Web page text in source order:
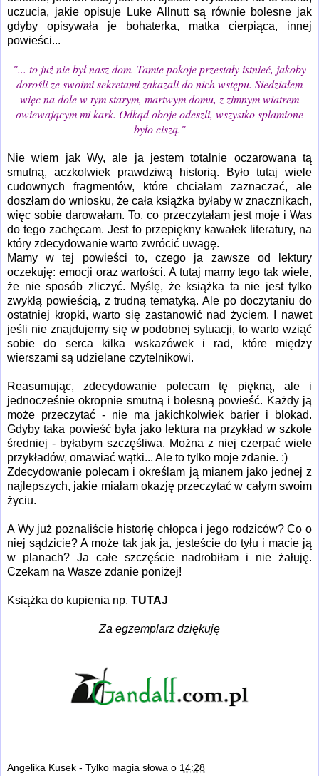
uczucia, jakie opisuje Luke Allnutt są równie bolesne jak
gdyby opisywała je bohaterka, matka cierpiąca, innej
powieści...
"... to już nie był nasz dom. Tamte pokoje przestały istnieć, jakoby
dorośli ze swoimi sekretami zakazali do nich wstępu. Siedziałem
więc na dole w tym starym, martwym domu, z zimnym wiatrem
owiewającym mi kark. Odkąd oboje odeszli, wszystko splamione
było ciszą."
Nie wiem jak Wy, ale ja jestem totalnie oczarowana tą
smutną, aczkolwiek prawdziwą historią. Było tutaj wiele
cudownych fragmentów, które chciałam zaznaczać, ale
doszłam do wniosku, że cała książka byłaby w znacznikach,
więc sobie darowałam. To, co przeczytałam jest moje i Was
do tego zachęcam. Jest to przepiękny kawałek literatury, na
który zdecydowanie warto zwrócić uwagę.
Mamy w tej powieści to, czego ja zawsze od lektury
oczekuję: emocji oraz wartości. A tutaj mamy tego tak wiele,
że nie sposób zliczyć. Myślę, że książka ta nie jest tylko
zwykłą powieścią, z trudną tematyką. Ale po doczytaniu do
ostatniej kropki, warto się zastanowić nad życiem. I nawet
jeśli nie znajdujemy się w podobnej sytuacji, to warto wziąć
sobie do serca kilka wskazówek i rad, które między
wierszami są udzielane czytelnikowi.
Reasumując, zdecydowanie polecam tę piękną, ale i
jednocześnie okropnie smutną i bolesną powieść. Każdy ją
może przeczytać - nie ma jakichkolwiek barier i blokad.
Gdyby taka powieść była jako lektura na przykład w szkole
średniej - byłabym szczęśliwa. Można z niej czerpać wiele
przykładów, omawiać wątki... Ale to tylko moje zdanie. :)
Zdecydowanie polecam i określam ją mianem jako jednej z
najlepszych, jakie miałam okazję przeczytać w całym swoim
życiu.
A Wy już poznaliście historię chłopca i jego rodziców? Co o
niej sądzicie? A może tak jak ja, jesteście do tyłu i macie ją
w planach? Ja całe szczęście nadrobiłam i nie żałuję.
Czekam na Wasze zdanie poniżej!
Książka do kupienia np. TUTAJ
Za egzemplarz dziękuję
Angelika Kusek - Tylko magia słowa o 14:28